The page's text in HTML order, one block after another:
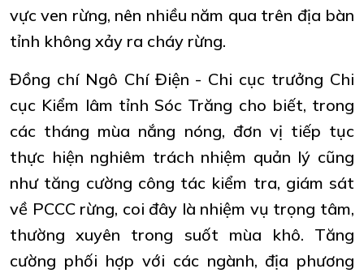
vực ven rừng, nên nhiều năm qua trên địa bàn
tỉnh không xảy ra cháy rừng.
Đồng chí Ngô Chí Điện - Chi cục trưởng Chi
cục Kiểm lâm tỉnh Sóc Trăng cho biết, trong
các tháng mùa nắng nóng, đơn vị tiếp tục
thực hiện nghiêm trách nhiệm quản lý cũng
như tăng cường công tác kiểm tra, giám sát
về PCCC rừng, coi đây là nhiệm vụ trọng tâm,
thường xuyên trong suốt mùa khô. Tăng
cường phối hợp với các ngành, địa phương